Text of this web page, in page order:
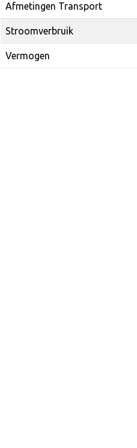
Afmetingen Transport
Stroomverbruik
Vermogen